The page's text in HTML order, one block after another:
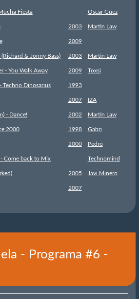
Fiesta Oscar Guez
2003 Martin Law
2009
& Jonny Bass) 2003 Martin Law
- You Walk Away 2009 Toxsi
Techno Dinosarius 1993
2007 IZA
- Dance! 2002 Martin Law
2000 1998 Gabri
2000 Pedro
Come back to Mix Technomind
2005 Javi Minero
2007
- Programa #6 -